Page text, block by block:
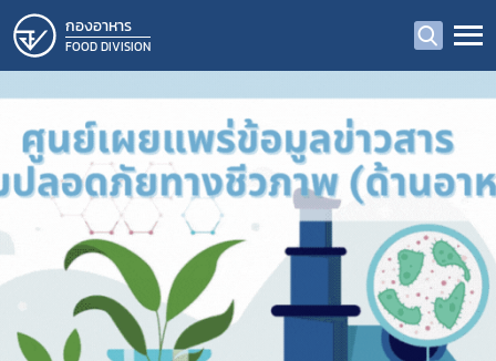
กองอาหาร
FOOD DIVISION